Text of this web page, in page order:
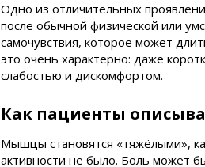
Одно из отличительных
после обычной физической или
самочувствия, которое может
это очень характерно: даже
слабостью и дискомфортом.
Как пациенты
Мышцы становятся «тяжёлыми»,
активности не было. Боль может